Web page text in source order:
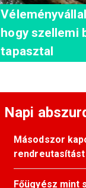
hogy szellemi
tapasztal
Napi
Másodszor
rendreutasítást
Főügyész mint